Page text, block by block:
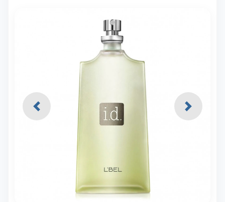
Previous Next